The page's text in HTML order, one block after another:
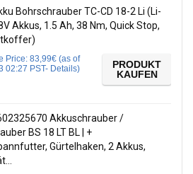
Bohrschrauber TC-CD 18-2 Li (Li-
Akkus, 1.5 Ah, 38 Nm, Quick Stop,
Price: 83,99€ (as of
02:27 PST- Details)
PRODUKT
KAUFEN
Akkuschrauber /
BS 18 LT BL | +
Gürtelhaken, 2 Akkus,